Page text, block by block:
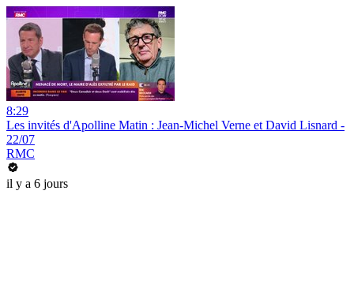
8:29
Les invités d'Apolline Matin : Jean-Michel Verne et David Lisnard -
22/07
RMC
il y a 6 jours